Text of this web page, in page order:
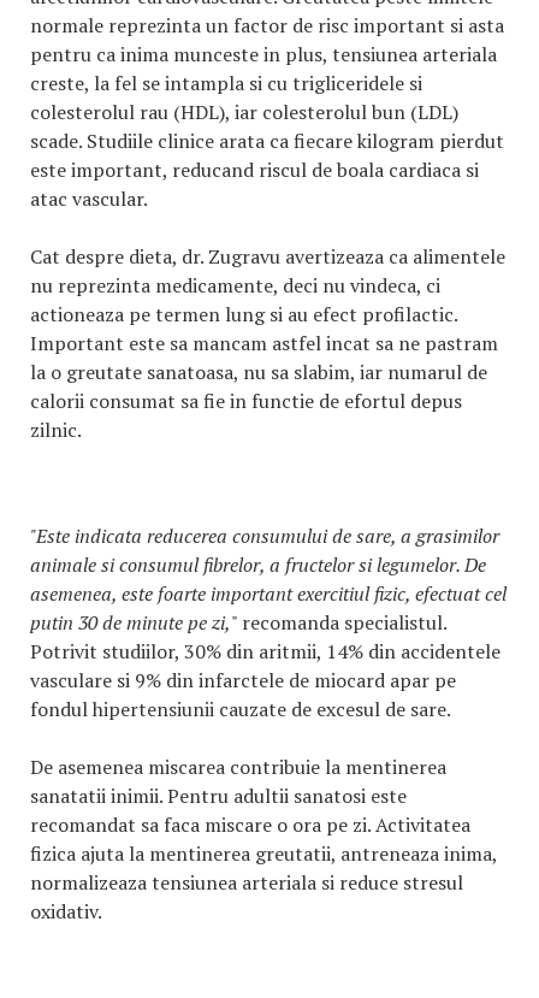
normale reprezinta un factor de risc important si asta
pentru ca inima munceste in plus, tensiunea arteriala
creste, la fel se intampla si cu trigliceridele si
colesterolul rau (HDL), iar colesterolul bun (LDL)
scade. Studiile clinice arata ca fiecare kilogram pierdut
este important, reducand riscul de boala cardiaca si
atac vascular.
Cat despre dieta, dr. Zugravu avertizeaza ca alimentele
nu reprezinta medicamente, deci nu vindeca, ci
actioneaza pe termen lung si au efect profilactic.
Important este sa mancam astfel incat sa ne pastram
la o greutate sanatoasa, nu sa slabim, iar numarul de
calorii consumat sa fie in functie de efortul depus
zilnic.
"Este indicata reducerea consumului de sare, a grasimilor
animale si consumul fibrelor, a fructelor si legumelor. De
asemenea, este foarte important exercitiul fizic, efectuat cel
putin 30 de minute pe zi," recomanda specialistul.
Potrivit studiilor, 30% din aritmii, 14% din accidentele
vasculare si 9% din infarctele de miocard apar pe
fondul hipertensiunii cauzate de excesul de sare.
De asemenea miscarea contribuie la mentinerea
sanatatii inimii. Pentru adultii sanatosi este
recomandat sa faca miscare o ora pe zi. Activitatea
fizica ajuta la mentinerea greutatii, antreneaza inima,
normalizeaza tensiunea arteriala si reduce stresul
oxidativ.